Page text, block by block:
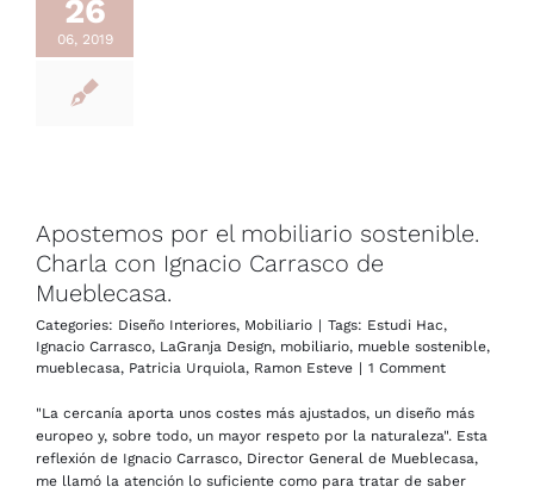
26
06, 2019
Apostemos por el mobiliario sostenible.
Charla con Ignacio Carrasco de
Mueblecasa.
Categories: Diseño Interiores, Mobiliario | Tags: Estudi Hac,
Ignacio Carrasco, LaGranja Design, mobiliario, mueble sostenible,
mueblecasa, Patricia Urquiola, Ramon Esteve | 1 Comment
"La cercanía aporta unos costes más ajustados, un diseño más
europeo y, sobre todo, un mayor respeto por la naturaleza". Esta
reflexión de Ignacio Carrasco, Director General de Mueblecasa,
me llamó la atención lo suficiente como para tratar de saber